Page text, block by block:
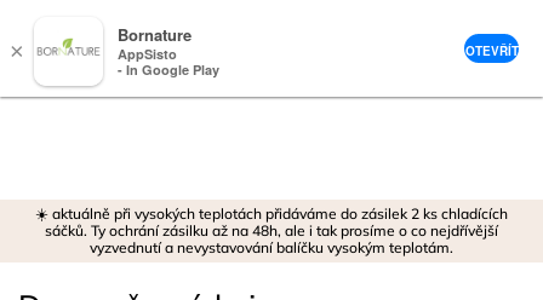
☀️ aktuálně při vysokých teplotách přidáváme do zásilek 2 ks chladících
sáčků. Ty ochrání zásilku až na 48h, ale i tak prosíme o co nejdřívější
vyzvednutí a nevystavování balíčku vysokým teplotám.
×
Bornature
AppSisto
- In Google Play
OTEVŘÍT